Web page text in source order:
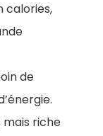
calories,
de
riche